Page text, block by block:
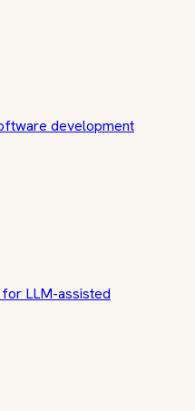
development
LLM-assisted